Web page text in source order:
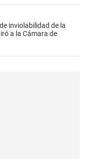
inviolabilidad de la
a la Cámara de